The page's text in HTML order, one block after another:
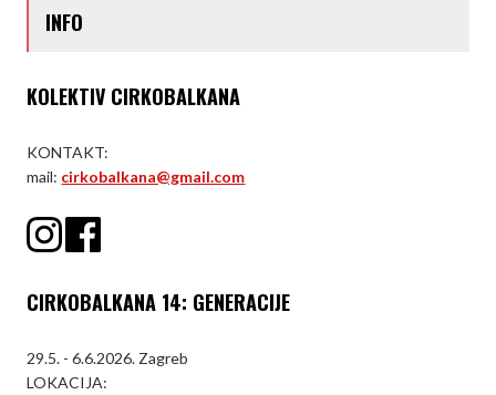
INFO
KOLEKTIV CIRKOBALKANA
KONTAKT:
mail: cirkobalkana@gmail.com
CIRKOBALKANA 14: GENERACIJE
29.5. - 6.6.2026. Zagreb
LOKACIJA: